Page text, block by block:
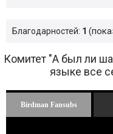
Благодарностей: 1
Комитет "А был ли
языке все
Birdman Fansubs